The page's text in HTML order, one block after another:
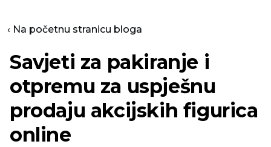
‹ Na početnu stranicu bloga
Savjeti za pakiranje i
otpremu za uspješnu
prodaju akcijskih figurica
online